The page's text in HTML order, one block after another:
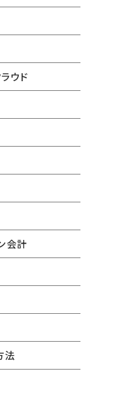
ウド
会計
法